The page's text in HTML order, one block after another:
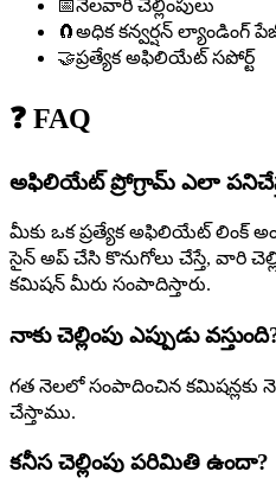
📅నెలవారీ చెల్లింపులు
🧲అధిక కన్వర్షన్ ల్యాండింగ్
🤝ప్రత్యేక అఫిలియేట్ సపోర్ట్
❓ FAQ
అఫిలియేట్ ప్రోగ్రామ్ ఎలా
మీకు ఒక ప్రత్యేక అఫిలియేట్ లింక్
సైన్ అప్ చేసి కొనుగోలు చేస్తే, వారి
కమిషన్ మీరు సంపాదిస్తారు.
నాకు చెల్లింపు ఎప్పుడు
గత నెలలో సంపాదించిన కమిషన్లకు
చేస్తాము.
కనీస చెల్లింపు పరిమితి ఉందా?